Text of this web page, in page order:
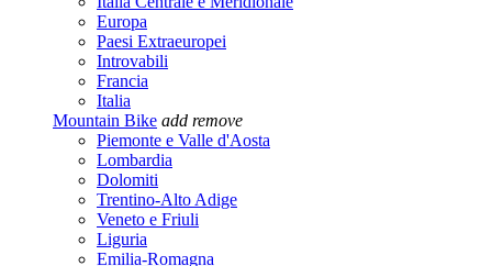
Europa
Paesi Extraeuropei
Introvabili
Francia
Italia
Mountain Bike add remove
Piemonte e Valle d'Aosta
Lombardia
Dolomiti
Trentino-Alto Adige
Veneto e Friuli
Liguria
Emilia-Romagna